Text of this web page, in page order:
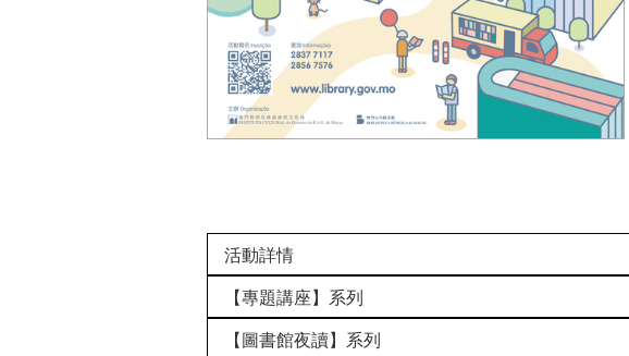
活動詳情
【專題講座】系列
【圖書館夜讀】系列